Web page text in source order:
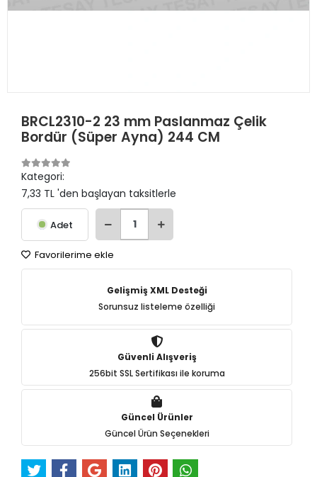
BRCL2310-2 23 mm Paslanmaz Çelik
Bordür (Süper Ayna) 244 CM
Kategori:
7,33 TL 'den başlayan taksitlerle
Adet
Favorilerime ekle
Gelişmiş XML Desteği
Sorunsuz listeleme özelliği
Güvenli Alışveriş
256bit SSL Sertifikası ile koruma
Güncel Ürünler
Güncel Ürün Seçenekleri